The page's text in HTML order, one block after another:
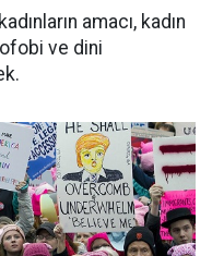
amacı, kadın
ve dini